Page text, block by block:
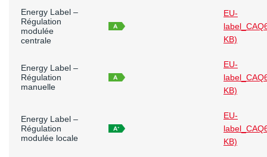
Energy Label –
Régulation
modulée
centrale
EU-
KB)
Energy Label –
Régulation
manuelle
EU-
KB)
Energy Label –
Régulation
modulée locale
EU-
KB)